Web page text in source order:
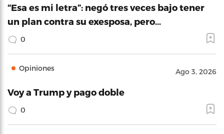
“Esa es mi letra”: negó tres veces bajo tener
un plan contra su exesposa, pero…
0
Opiniones Ago 3, 2026
Voy a Trump y pago doble
0